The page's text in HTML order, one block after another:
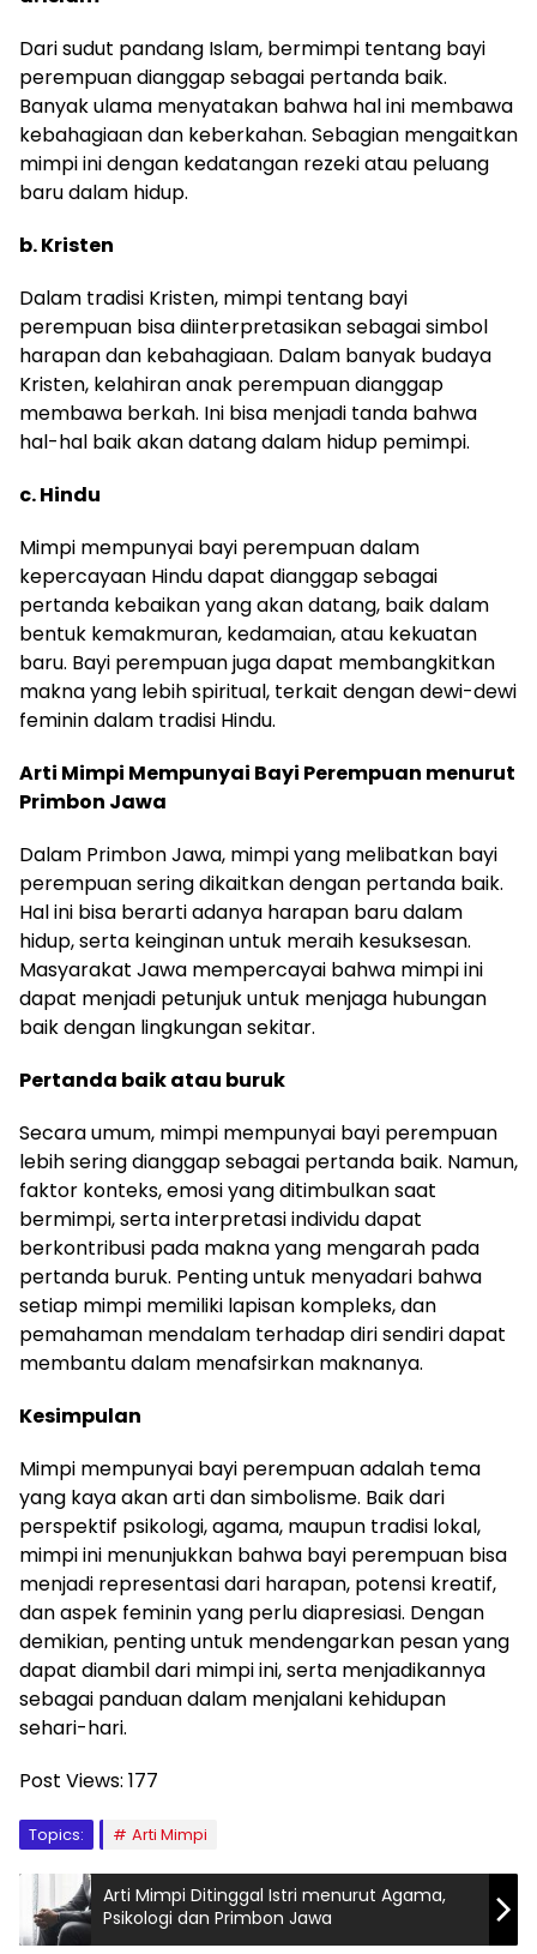
Dari sudut pandang Islam, bermimpi tentang bayi
perempuan dianggap sebagai pertanda baik.
Banyak ulama menyatakan bahwa hal ini membawa
kebahagiaan dan keberkahan. Sebagian mengaitkan
mimpi ini dengan kedatangan rezeki atau peluang
baru dalam hidup.
b. Kristen
Dalam tradisi Kristen, mimpi tentang bayi
perempuan bisa diinterpretasikan sebagai simbol
harapan dan kebahagiaan. Dalam banyak budaya
Kristen, kelahiran anak perempuan dianggap
membawa berkah. Ini bisa menjadi tanda bahwa
hal-hal baik akan datang dalam hidup pemimpi.
c. Hindu
Mimpi mempunyai bayi perempuan dalam
kepercayaan Hindu dapat dianggap sebagai
pertanda kebaikan yang akan datang, baik dalam
bentuk kemakmuran, kedamaian, atau kekuatan
baru. Bayi perempuan juga dapat membangkitkan
makna yang lebih spiritual, terkait dengan dewi-dewi
feminin dalam tradisi Hindu.
Arti Mimpi Mempunyai Bayi Perempuan menurut
Primbon Jawa
Dalam Primbon Jawa, mimpi yang melibatkan bayi
perempuan sering dikaitkan dengan pertanda baik.
Hal ini bisa berarti adanya harapan baru dalam
hidup, serta keinginan untuk meraih kesuksesan.
Masyarakat Jawa mempercayai bahwa mimpi ini
dapat menjadi petunjuk untuk menjaga hubungan
baik dengan lingkungan sekitar.
Pertanda baik atau buruk
Secara umum, mimpi mempunyai bayi perempuan
lebih sering dianggap sebagai pertanda baik. Namun,
faktor konteks, emosi yang ditimbulkan saat
bermimpi, serta interpretasi individu dapat
berkontribusi pada makna yang mengarah pada
pertanda buruk. Penting untuk menyadari bahwa
setiap mimpi memiliki lapisan kompleks, dan
pemahaman mendalam terhadap diri sendiri dapat
membantu dalam menafsirkan maknanya.
Kesimpulan
Mimpi mempunyai bayi perempuan adalah tema
yang kaya akan arti dan simbolisme. Baik dari
perspektif psikologi, agama, maupun tradisi lokal,
mimpi ini menunjukkan bahwa bayi perempuan bisa
menjadi representasi dari harapan, potensi kreatif,
dan aspek feminin yang perlu diapresiasi. Dengan
demikian, penting untuk mendengarkan pesan yang
dapat diambil dari mimpi ini, serta menjadikannya
sebagai panduan dalam menjalani kehidupan
sehari-hari.
Post Views: 177
Topics: Arti Mimpi
Arti Mimpi Ditinggal Istri menurut Agama,
Psikologi dan Primbon Jawa